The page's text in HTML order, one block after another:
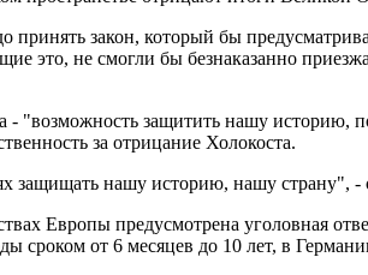
принять закон, который бы
это, не смогли бы безнаказанно
- "возможность защитить нашу историю,
за отрицание Холокоста.
защищать нашу историю, нашу страну", -
Европы предусмотрена уголовная
сроком от 6 месяцев до 10 лет, в